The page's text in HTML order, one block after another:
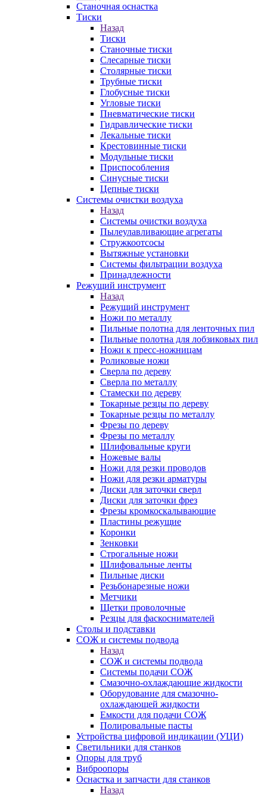
Станочная оснастка
Тиски
Назад
Тиски
Станочные тиски
Слесарные тиски
Столярные тиски
Трубные тиски
Глобусные тиски
Угловые тиски
Пневматические тиски
Гидравлические тиски
Лекальные тиски
Крестовинные тиски
Модульные тиски
Приспособления
Синусные тиски
Цепные тиски
Системы очистки воздуха
Назад
Системы очистки воздуха
Пылеулавливающие агрегаты
Стружкоотсосы
Вытяжные установки
Системы фильтрации воздуха
Принадлежности
Режущий инструмент
Назад
Режущий инструмент
Ножи по металлу
Пильные полотна для ленточных пил
Пильные полотна для лобзиковых пил
Ножи к пресс-ножницам
Роликовые ножи
Сверла по дереву
Сверла по металлу
Стамески по дереву
Токарные резцы по дереву
Токарные резцы по металлу
Фрезы по дереву
Фрезы по металлу
Шлифовальные круги
Ножевые валы
Ножи для резки проводов
Ножи для резки арматуры
Диски для заточки сверл
Диски для заточки фрез
Фрезы кромкоскалывающие
Пластины режущие
Коронки
Зенковки
Строгальные ножи
Шлифовальные ленты
Пильные диски
Резьбонарезные ножи
Метчики
Щетки проволочные
Резцы для фаскоснимателей
Столы и подставки
СОЖ и системы подвода
Назад
СОЖ и системы подвода
Системы подачи СОЖ
Смазочно-охлаждающие жидкости
Оборудование для смазочно-
охлаждающей жидкости
Емкости для подачи СОЖ
Полировальные пасты
Устройства цифровой индикации (УЦИ)
Светильники для станков
Опоры для труб
Виброопоры
Оснастка и запчасти для станков
Назад